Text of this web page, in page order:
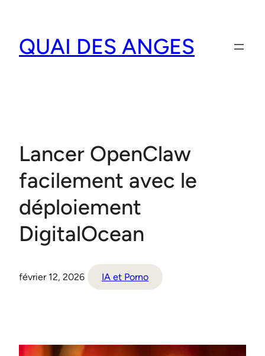
contenu
QUAI DES ANGES
Lancer OpenClaw
facilement avec le
déploiement
DigitalOcean
février 12, 2026 IA et Porno